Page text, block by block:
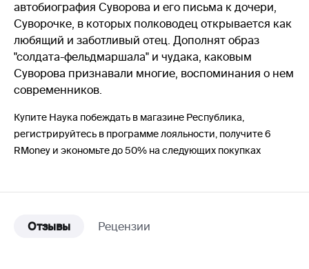
автобиография Суворова и его письма к дочери,
Суворочке, в которых полководец открывается как
любящий и заботливый отец. Дополнят образ
"солдата-фельдмаршала" и чудака, каковым
Суворова признавали многие, воспоминания о нем
современников.
Купите Наука побеждать в магазине Республика,
регистрируйтесь в программе лояльности, получите 6
RMoney и экономьте до 50% на следующих покупках
Отзывы Рецензии